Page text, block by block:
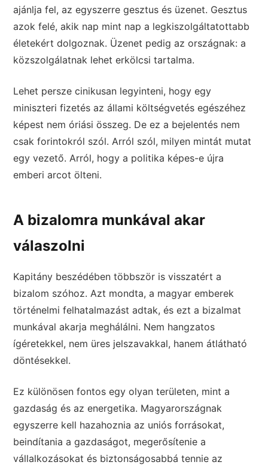
ajánlja fel, az egyszerre gesztus és üzenet. Gesztus
azok felé, akik nap mint nap a legkiszolgáltatottabb
életekért dolgoznak. Üzenet pedig az országnak: a
közszolgálatnak lehet erkölcsi tartalma.
Lehet persze cinikusan legyinteni, hogy egy
miniszteri fizetés az állami költségvetés egészéhez
képest nem óriási összeg. De ez a bejelentés nem
csak forintokról szól. Arról szól, milyen mintát mutat
egy vezető. Arról, hogy a politika képes-e újra
emberi arcot ölteni.
A bizalomra munkával akar
válaszolni
Kapitány beszédében többször is visszatért a
bizalom szóhoz. Azt mondta, a magyar emberek
történelmi felhatalmazást adtak, és ezt a bizalmat
munkával akarja meghálálni. Nem hangzatos
ígéretekkel, nem üres jelszavakkal, hanem átlátható
döntésekkel.
Ez különösen fontos egy olyan területen, mint a
gazdaság és az energetika. Magyarországnak
egyszerre kell hazahoznia az uniós forrásokat,
beindítania a gazdaságot, megerősítenie a
vállalkozásokat és biztonságosabbá tennie az